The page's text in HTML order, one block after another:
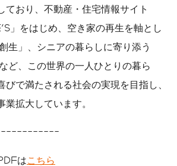
ており、不動産・住宅情報サイト
」をはじめ、空き家の再生を軸とし
」、シニアの暮らしに寄り添う
ど、この世界の一人ひとりの暮ら
びで満たされる社会の実現を目指し、
拡大しています。
は こちら